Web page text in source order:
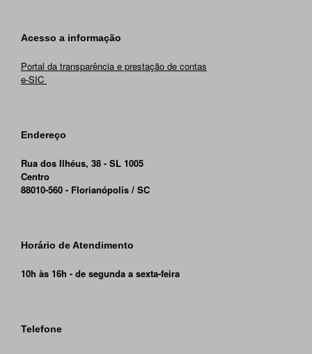
Acesso a informação
Portal da transparência e prestação de contas
e-SIC
Endereço
Rua dos Ilhéus, 38 - SL 1005
Centro
88010-560 - Florianópolis / SC
Horário de Atendimento
10h às 16h - de segunda a sexta-feira
Telefone